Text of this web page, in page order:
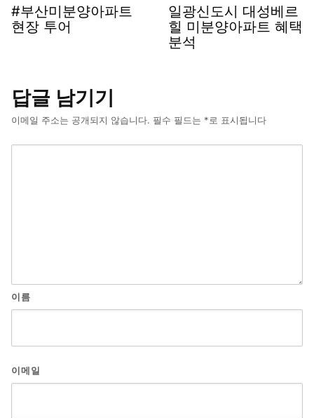
#부산미분양아파트
현장 투어
일광신도시 대성베르
힐 미분양아파트 혜택
분석
답글 남기기
이메일 주소는 공개되지 않습니다. 필수 필드는 *로 표시됩니다
이름
이메일